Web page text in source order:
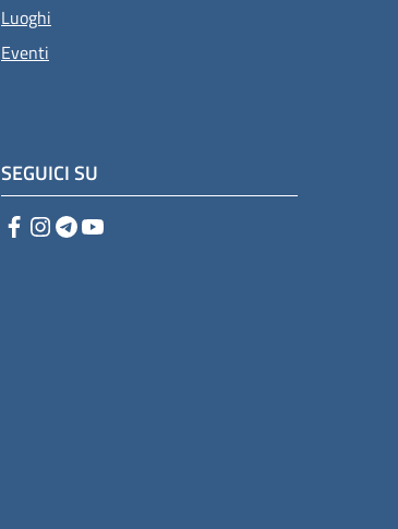
Luoghi
Eventi
SEGUICI SU
Facebook
Instagram
Telegram